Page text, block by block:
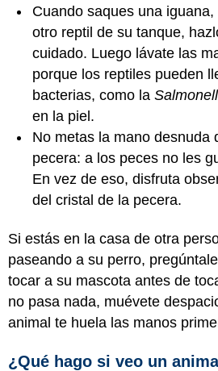
Cuando saques una
otro reptil de su tanque,
cuidado. Luego lávate las
porque los reptiles pueden
bacterias, como la
en la piel.
No metas la mano desnuda
pecera: a los peces no les
En vez de eso, disfruta
del cristal de la pecera.
Si estás en la casa de otra
paseando a su perro,
tocar a su mascota antes de
no pasa nada, muévete
animal te huela las manos
¿Qué hago si veo un